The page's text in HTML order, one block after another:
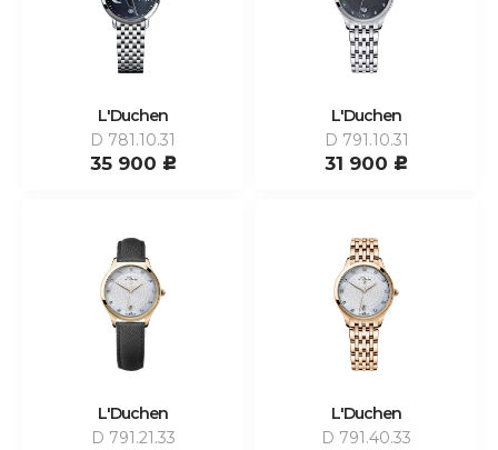
L'Duchen
D 781.10.31
35 900 c
L'Duchen
D 791.10.31
31 900 c
L'Duchen
D 791.21.33
L'Duchen
D 791.40.33